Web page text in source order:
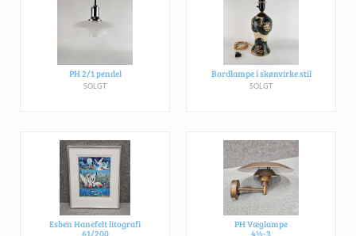
PH 2/1 pendel
SOLGT
Bordlampe i skønvirke stil
SOLGT
Esben Hanefelt litografi
61/200
PH Væglampe
4½-3